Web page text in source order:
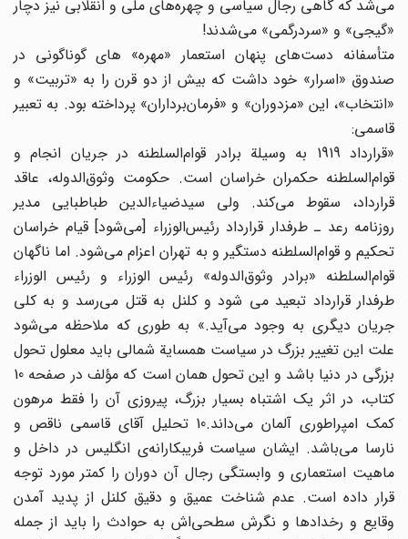
می‌شد که گاهی رجال سیاسی و چهره‌های ملی و انقلابی نیز دچار
«گیجی» و «سردرگمی» می‌شدند!
متأسفانه دست‌های پنهان استعمار «مهره» های گونا‌گونی در
صندوق «اسرار» خود داشت که بیش از دو قرن را به «تربیت» و
«انتخاب»، این «مزدوران» و «فرمان‌برداران» پرداخته بود. به تعبیر
قاسمی:
«قرارداد 1919 به وسیلة برادر قوام‌السلطنه در جریان انجام و
قوام‌السلطنه حکمران خراسان است. حکومت وثوق‌الدوله، عاقد
قرارداد، سقوط می‌کند. ولی سیدضیاءالدین طباطبایی مدیر
روزنامه رعد ـ طرفدار قرارداد رئیس‌الوزراء [می‌شود] قیام خراسان
تحکیم و قوام‌السلطنه دستگیر و به تهران اعزام می‌شود. اما ناگهان
قوام‌السلطنه «برادر وثوق‌الدوله» رئیس الوزراء و رئیس الوزراء
طرفدار قرار‌داد تبعید می شود و کلنل به قتل می‌رسد و به کلی
جریان دیگری به وجود می‌آید.» به طوری که ملاحظه می‌شود
علت این تغییر بزرگ در سیاست همسایة شمالی باید معلول تحول
بزرگی در دنیا باشد و این تحول همان است که مؤلف در صفحه 10
کتاب، در اثر یک اشتباه بسیار بزرگ، پیروزی آن را فقط مرهون
کمک امپراطوری آلمان می‌داند.10 تحلیل آقای قاسمی ناقص و
نارسا می‌باشد. ایشان سیاست فریبکارانه‌ی انگلیس در داخل و
ماهیت استعماری و وابستگی رجال آن دوران را کمتر مورد توجه
قرار داده است. عدم شناخت عمیق و دقیق کلنل از پدید آمدن
وقایع و رخدادها و نگرش سطحی‌اش به حوادث را باید از جمله